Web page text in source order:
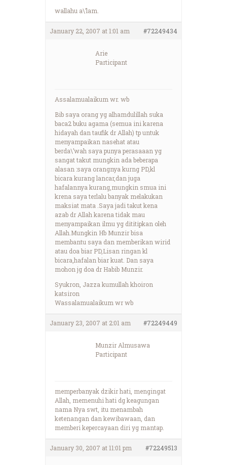
wallahu a\’lam.
January 22, 2007 at 1:01 am #72249434
Arie
Participant
Assalamualaikum wr. wb
Bib saya orang yg alhamdulillah suka
baca2 buku agama (semua ini karena
hidayah dan taufik dr Allah) tp untuk
menyampaikan nasehat atau
berda\’wah saya punya perasaaan yg
sangat takut mungkin ada beberapa
alasan :saya orangnya kurng PD,kl
bicara kurang lancar,dan juga
hafalannya kurang,mungkin smua ini
krena saya terlalu banyak melakukan
maksiat mata .Saya jadi takut kena
azab dr Allah karena tidak mau
menyampaikan ilmu yg dititipkan oleh
Allah.Mungkin Hb Munzir bisa
membantu saya dan memberikan wirid
atau doa biar PD,Lisan ringan kl
bicara,hafalan biar kuat. Dan saya
mohon jg doa dr Habib Munzir.
Syukron, Jazza kumullah khoiron
katsiron
Wassalamualaikum wr wb
January 23, 2007 at 2:01 am #72249449
Munzir Almusawa
Participant
memperbanyak dzikir hati, mengingat
Allah, memenuhi hati dg keagungan
nama Nya swt, itu menambah
ketenangan dan kewibawaan, dan
memberi kepercayaan diri yg mantap.
January 30, 2007 at 11:01 pm #72249513